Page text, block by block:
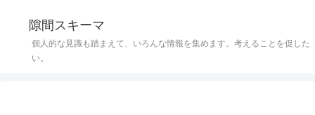
隙間スキーマ
個人的な見識も踏まえて、いろんな情報を集めます。考えることを促した
い。